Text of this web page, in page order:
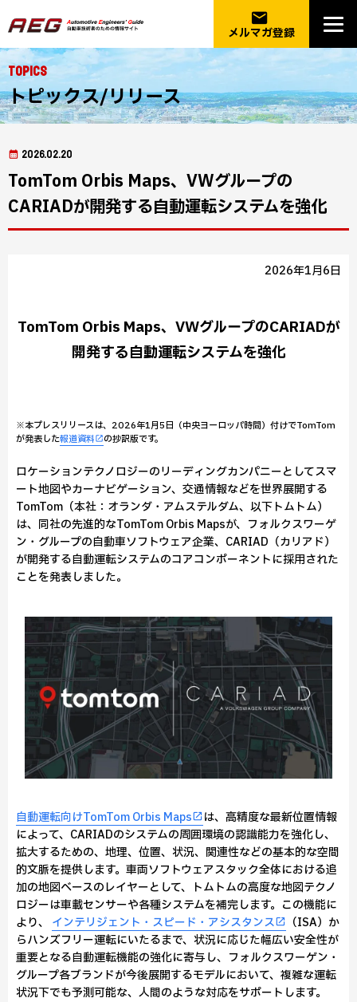
email
メルマガ登録
Topics
トピックス/リリース
2026.02.20
TomTom Orbis Maps、VWグループの
CARIADが開発する自動運転システムを強化
2026年1月6日
TomTom Orbis Maps、VWグループのCARIADが
開発する自動運転システムを強化
※本プレスリリースは、2026年1月5日（中央ヨーロッパ時間）付けでTomTom
が発表した報道資料 の抄訳版です。
ロケーションテクノロジーのリーディングカンパニーとしてスマ
ート地図やカーナビゲーション、交通情報などを世界展開する
TomTom（本社：オランダ・アムステルダム、以下トムトム）
は、同社の先進的なTomTom Orbis Mapsが、フォルクスワーゲ
ン・グループの自動車ソフトウェア企業、CARIAD（カリアド）
が開発する自動運転システムのコアコンポーネントに採用された
ことを発表しました。
自動運転向けTomTom Orbis Maps
は、高精度な最新位置情報
によって、CARIADのシステムの周囲環境の認識能力を強化し、
拡大するための、地理、位置、状況、関連性などの基本的な空間
的文脈を提供します。車両ソフトウェアスタック全体における追
加の地図ベースのレイヤーとして、トムトムの高度な地図テクノ
ロジーは車載センサーや各種システムを補完します。この機能に
より、 インテリジェント・スピード・アシスタンス
（ISA）か
らハンズフリー運転にいたるまで、状況に応じた幅広い安全性が
重要となる自動運転機能の強化に寄与し、フォルクスワーゲン・
グループ各ブランドが今後展開するモデルにおいて、複雑な運転
状況下でも予測可能な、人間のような対応をサポートします。